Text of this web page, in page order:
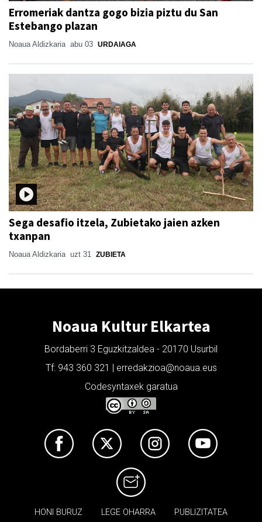
Erromeriak dantza gogo bizia piztu du San
Estebango plazan
Noaua Aldizkaria abu 03 URDAIAGA
Sega desafio itzela, Zubietako jaien azken
txanpan
Noaua Aldizkaria uzt 31 ZUBIETA
Noaua Kultur Elkartea
Bordaberri 3 Eguzkitzaldea - 20170 Usurbil
Tf: 943 360 321 | erredakzioa@noaua.eus
Codesyntaxek garatua
HONI BURUZ LEGE OHARRA PUBLIZITATEA